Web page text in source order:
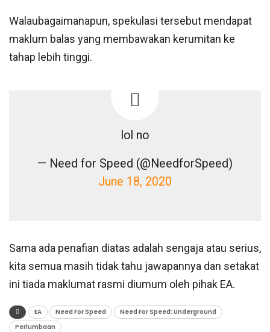
Walaubagaimanapun, spekulasi tersebut mendapat
maklum balas yang membawakan kerumitan ke
tahap lebih tinggi.
lol no
— Need for Speed (@NeedforSpeed)
June 18, 2020
Sama ada penafian diatas adalah sengaja atau serius,
kita semua masih tidak tahu jawapannya dan setakat
ini tiada maklumat rasmi diumum oleh pihak EA.
EA Need For Speed
Need For Speed: Underground
Perlumbaan